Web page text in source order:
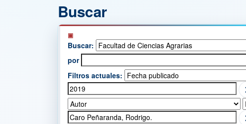
Buscar
Buscar:
por
Filtros actuales: